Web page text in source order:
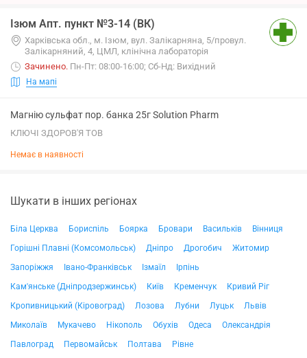
Ізюм Апт. пункт №3-14 (ВК)
Харківська обл., м. Ізюм, вул. Залікарняна, 5/провул.
Залікарняний, 4, ЦМЛ, клінічна лабораторія
Зачинено. Пн-Пт: 08:00-16:00; Сб-Нд: Вихідний
На мапі
Магнію сульфат пор. банка 25г Solution Pharm
КЛЮЧІ ЗДОРОВ'Я ТОВ
Немає в наявності
Шукати в інших регіонах
Біла Церква Бориспіль Боярка Бровари Васильків
Вінниця
Горішні Плавні (Комсомольськ)
Дніпро Дрогобич
Житомир
Запоріжжя
Івано-Франківськ Ізмаїл
Ірпінь
Кам'янське (Дніпродзержинськ)
Київ Кременчук
Кривий Ріг
Кропивницький (Кіровоград)
Лозова Лубни Луцьк
Львів
Миколаїв
Мукачево Нікополь Обухів Одеса
Олександрія
Павлоград
Первомайськ Полтава
Рівне